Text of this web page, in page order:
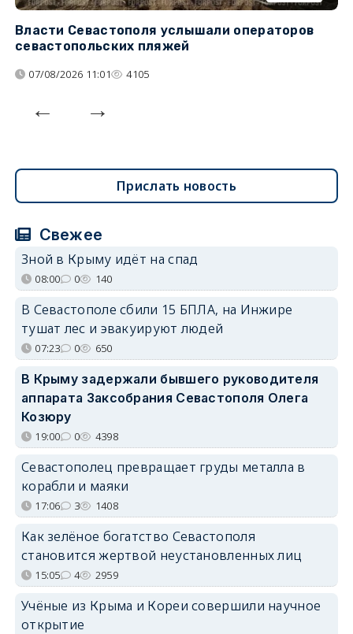
Власти Севастополя услышали операторов
севастопольских пляжей
07/08/2026 11:01 4105
Прислать новость
Свежее
Зной в Крыму идёт на спад
08:00 0 140
В Севастополе сбили 15 БПЛА, на Инжире
тушат лес и эвакуируют людей
07:23 0 650
В Крыму задержали бывшего руководителя
аппарата Заксобрания Севастополя Олега
Козюру
19:00 0 4398
Севастополец превращает груды металла в
корабли и маяки
17:06 3 1408
Как зелёное богатство Севастополя
становится жертвой неустановленных лиц
15:05 4 2959
Учёные из Крыма и Кореи совершили научное
открытие